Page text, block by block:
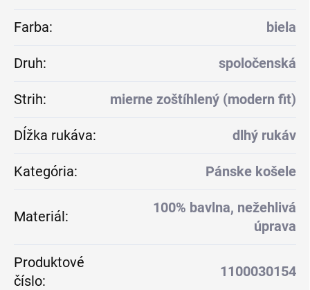
Farba: biela
Druh: spoločenská
Strih: mierne zoštíhlený (modern fit)
Dĺžka rukáva: dlhý rukáv
Kategória: Pánske košele
Materiál:
100% bavlna, nežehlivá
úprava
Produktové
číslo:
1100030154